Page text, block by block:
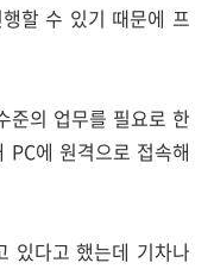
할 수 있기 때문에 프
준의 업무를 필요로 한
에 원격으로 접속해
있다고 했는데 기차나